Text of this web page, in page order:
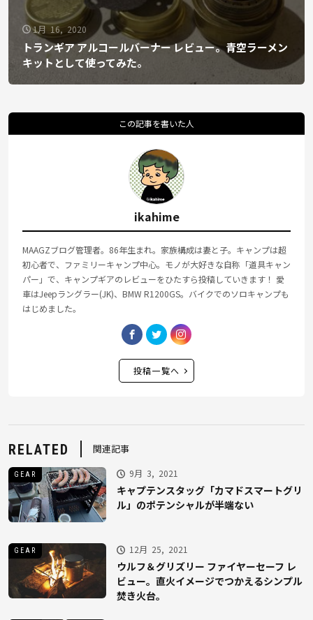
1月 16, 2020
トランギア アルコールバーナー レビュー。青空ラーメン
キットとして使ってみた。
この記事を書いた人
ikahime
MAAGZブログ管理者。86年生まれ。家族構成は妻と子。キャンプは超
初心者で、ファミリーキャンプ中心。モノが大好きな自称「道具キャン
パー」で、キャンプギアのレビューをひたすら投稿していきます！ 愛
車はJeepラングラー(JK)、BMW R1200GS。バイクでのソロキャンプも
はじめました。
投稿一覧へ
RELATED 関連記事
GEAR 9月 3, 2021
キャプテンスタッグ「カマドスマートグリ
ル」のポテンシャルが半端ない
GEAR 12月 25, 2021
ウルフ＆グリズリー ファイヤーセーフ レ
ビュー。直火イメージでつかえるシンプル
焚き火台。